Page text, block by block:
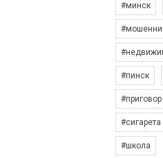
#минск
#пинск
#приговор
#сигарета
#школа